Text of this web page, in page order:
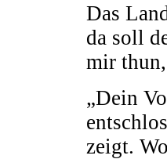
Das
da soll
mir
„Dein
zeigt.